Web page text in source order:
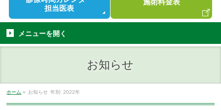
担当医表
メニューを開く
お知らせ
ホーム » お知らせ 年別: 2022年